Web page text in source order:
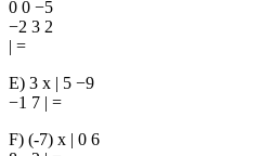
0 0 −5
−2 3 2
| =
E) 3 x | 5 −9
−1 7 | =
F) (-7) x | 0 6